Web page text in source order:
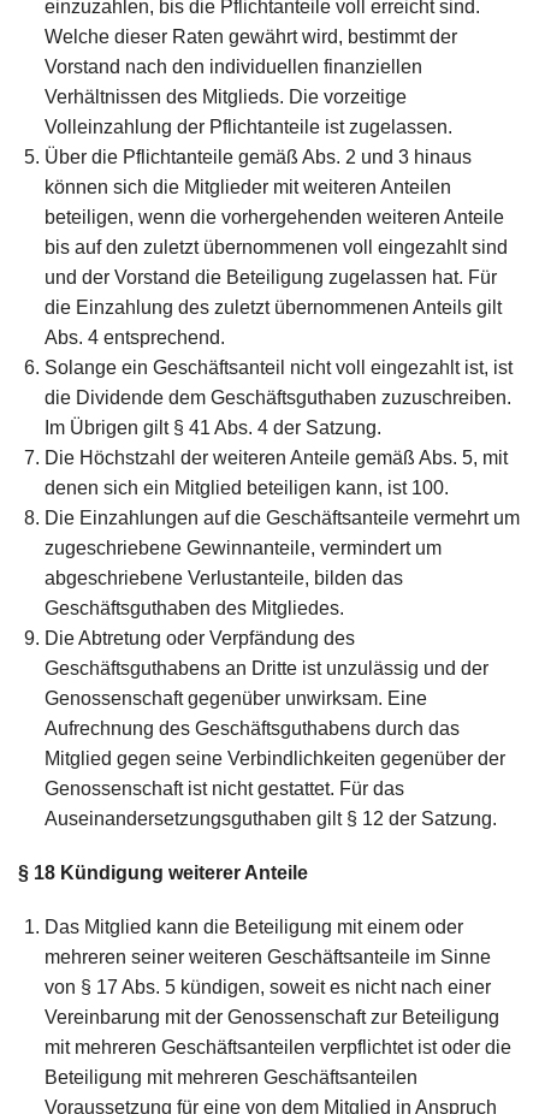
einzuzahlen, bis die Pflichtanteile voll erreicht sind.
Welche dieser Raten gewährt wird, bestimmt der
Vorstand nach den individuellen finanziellen
Verhältnissen des Mitglieds. Die vorzeitige
Volleinzahlung der Pflichtanteile ist zugelassen.
Über die Pflichtanteile gemäß Abs. 2 und 3 hinaus
können sich die Mitglieder mit weiteren Anteilen
beteiligen, wenn die vorhergehenden weiteren Anteile
bis auf den zuletzt übernommenen voll eingezahlt sind
und der Vorstand die Beteiligung zugelassen hat. Für
die Einzahlung des zuletzt übernommenen Anteils gilt
Abs. 4 entsprechend.
Solange ein Geschäftsanteil nicht voll eingezahlt ist, ist
die Dividende dem Geschäftsguthaben zuzuschreiben.
Im Übrigen gilt § 41 Abs. 4 der Satzung.
Die Höchstzahl der weiteren Anteile gemäß Abs. 5, mit
denen sich ein Mitglied beteiligen kann, ist 100.
Die Einzahlungen auf die Geschäftsanteile vermehrt um
zugeschriebene Gewinnanteile, vermindert um
abgeschriebene Verlustanteile, bilden das
Geschäftsguthaben des Mitgliedes.
Die Abtretung oder Verpfändung des
Geschäftsguthabens an Dritte ist unzulässig und der
Genossenschaft gegenüber unwirksam. Eine
Aufrechnung des Geschäftsguthabens durch das
Mitglied gegen seine Verbindlichkeiten gegenüber der
Genossenschaft ist nicht gestattet. Für das
Auseinandersetzungsguthaben gilt § 12 der Satzung.
§ 18 Kündigung weiterer Anteile
Das Mitglied kann die Beteiligung mit einem oder
mehreren seiner weiteren Geschäftsanteile im Sinne
von § 17 Abs. 5 kündigen, soweit es nicht nach einer
Vereinbarung mit der Genossenschaft zur Beteiligung
mit mehreren Geschäftsanteilen verpflichtet ist oder die
Beteiligung mit mehreren Geschäftsanteilen
Voraussetzung für eine von dem Mitglied in Anspruch